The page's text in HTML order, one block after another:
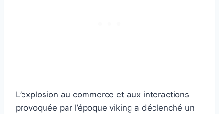
L’explosion au commerce et aux interactions
provoquée par l’époque viking a déclenché un